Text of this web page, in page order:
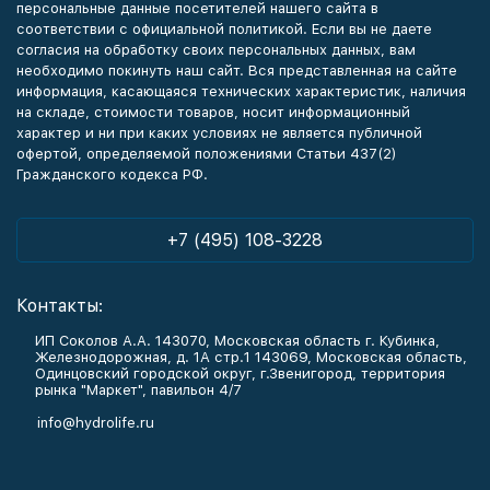
персональные данные посетителей нашего сайта в
соответствии с официальной политикой. Если вы не даете
согласия на обработку своих персональных данных, вам
необходимо покинуть наш сайт. Вся представленная на сайте
информация, касающаяся технических характеристик, наличия
на складе, стоимости товаров, носит информационный
характер и ни при каких условиях не является публичной
офертой, определяемой положениями Статьи 437(2)
Гражданского кодекса РФ.
+7 (495) 108-3228
Контакты:
ИП Соколов А.А. 143070, Московская область г. Кубинка,
Железнодорожная, д. 1А стр.1 143069, Московская область,
Одинцовский городской округ, г.Звенигород, территория
рынка "Маркет", павильон 4/7
info@hydrolife.ru